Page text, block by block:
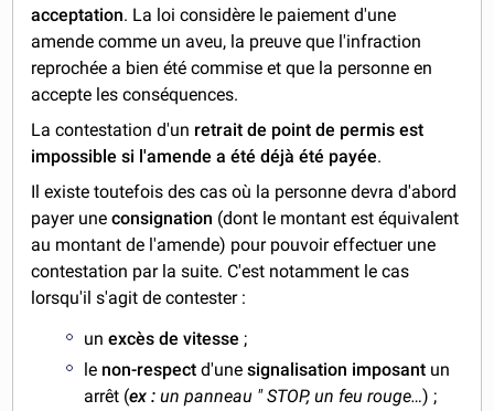
acceptation. La loi considère le paiement d'une
amende comme un aveu, la preuve que l'infraction
reprochée a bien été commise et que la personne en
accepte les conséquences.
La contestation d'un retrait de point de permis est
impossible si l'amende a été déjà été payée.
Il existe toutefois des cas où la personne devra d'abord
payer uneconsignation (dont le montant est équivalent
au montant de l'amende) pour pouvoir effectuer une
contestation par la suite. C'est notamment le cas
lorsqu'il s'agit de contester :
unexcès de vitesse ;
le non-respect d'unesignalisation imposant un
arrêt (ex :un panneau " STOP, un feu rouge…) ;